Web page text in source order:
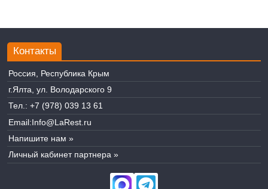
Контакты
Россия, Республика Крым
г.Ялта, ул. Володарского 9
Тел.: +7 (978) 039 13 61
Email:Info@LaRest.ru
Напишите нам »
Личный кабинет партнера »